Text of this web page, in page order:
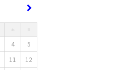
土 日
4
5
11
12